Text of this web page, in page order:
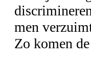
men
Zo komen